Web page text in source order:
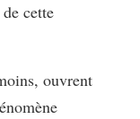
cette
ouvrent